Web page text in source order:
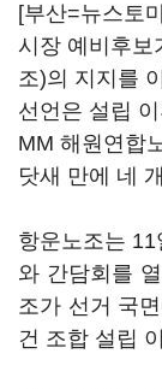
[부산=뉴스토
시장 예비후보
조)의 지지를
선언은 설립
MM 해원연합
닷새 만에 네
항운노조는
와 간담회를
조가 선거 국
건 조합 설립